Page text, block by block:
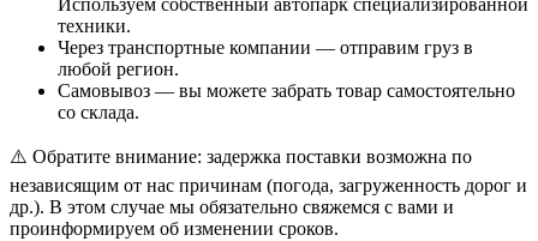
Используем собственный автопарк специализированной
техники.
Через транспортные компании — отправим груз в
любой регион.
Самовывоз — вы можете забрать товар самостоятельно
со склада.
⚠️ Обратите внимание: задержка поставки возможна по
независящим от нас причинам (погода, загруженность дорог и
др.). В этом случае мы обязательно свяжемся с вами и
проинформируем об изменении сроков.